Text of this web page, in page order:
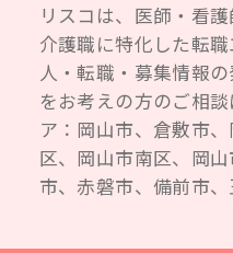
リスコは、医師・看
介護職に特化した転
人・転職・募集情報
をお考えの方のご相
ア：岡山市、倉敷市
区、岡山市南区、岡
市、赤磐市、備前市、